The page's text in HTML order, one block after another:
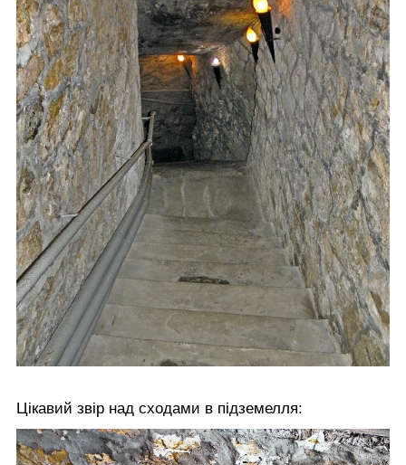
Цікавий звір над сходами в підземелля: